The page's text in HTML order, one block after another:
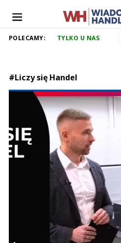
POLECAMY: TYLKO U NAS
#Liczy się Handel